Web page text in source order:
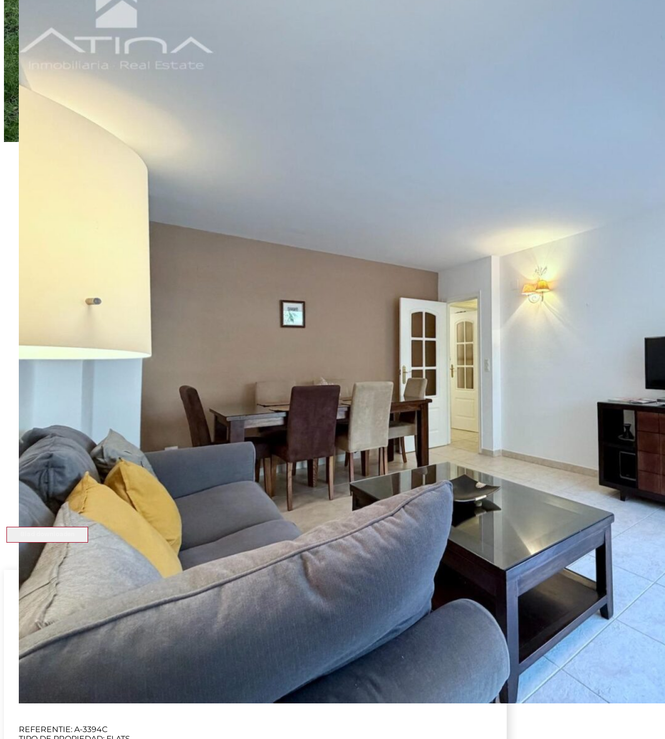
Verkoop
Flats
Javea
Montañar-El Arenal
Appartement gelegen in Jávea naast het Fontana
REFERENTIE: A-3394C